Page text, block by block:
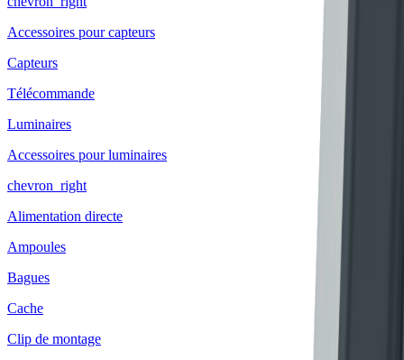
Accessoires pour capteurs
Capteurs
Télécommande
Luminaires
Accessoires pour luminaires
chevron_right
Alimentation directe
Ampoules
Bagues
Cache
Clip de montage